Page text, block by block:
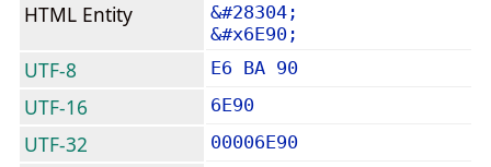
HTML Entity
&#28304;
&#x6E90;
UTF-8 E6 BA 90
UTF-16 6E90
UTF-32 00006E90